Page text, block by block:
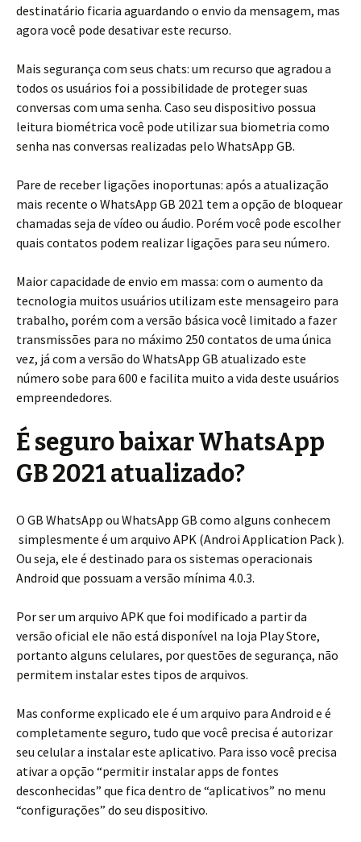
destinatário ficaria aguardando o envio da mensagem, mas
agora você pode desativar este recurso.
Mais segurança com seus chats: um recurso que agradou a
todos os usuários foi a possibilidade de proteger suas
conversas com uma senha. Caso seu dispositivo possua
leitura biométrica você pode utilizar sua biometria como
senha nas conversas realizadas pelo WhatsApp GB.
Pare de receber ligações inoportunas: após a atualização
mais recente o WhatsApp GB 2021 tem a opção de bloquear
chamadas seja de vídeo ou áudio. Porém você pode escolher
quais contatos podem realizar ligações para seu número.
Maior capacidade de envio em massa: com o aumento da
tecnologia muitos usuários utilizam este mensageiro para
trabalho, porém com a versão básica você limitado a fazer
transmissões para no máximo 250 contatos de uma única
vez, já com a versão do WhatsApp GB atualizado este
número sobe para 600 e facilita muito a vida deste usuários
empreendedores.
É seguro baixar WhatsApp
GB 2021 atualizado?
O GB WhatsApp ou WhatsApp GB como alguns conhecem
simplesmente é um arquivo APK (Androi Application Pack ).
Ou seja, ele é destinado para os sistemas operacionais
Android que possuam a versão mínima 4.0.3.
Por ser um arquivo APK que foi modificado a partir da
versão oficial ele não está disponível na loja Play Store,
portanto alguns celulares, por questões de segurança, não
permitem instalar estes tipos de arquivos.
Mas conforme explicado ele é um arquivo para Android e é
completamente seguro, tudo que você precisa é autorizar
seu celular a instalar este aplicativo. Para isso você precisa
ativar a opção “permitir instalar apps de fontes
desconhecidas” que fica dentro de “aplicativos” no menu
“configurações” do seu dispositivo.